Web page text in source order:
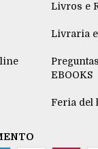
Livros e
Livraria
EBOOKS
Feria del